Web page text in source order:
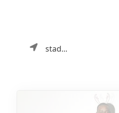
stad...